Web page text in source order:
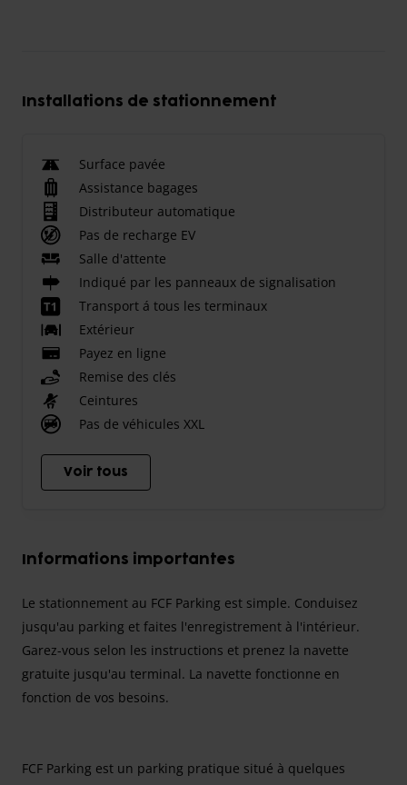
Installations de stationnement
Surface pavée
Assistance bagages
Distributeur automatique
Pas de recharge EV
Salle d'attente
Indiqué par les panneaux de signalisation
Transport á tous les terminaux
Extérieur
Payez en ligne
Remise des clés
Ceintures
Pas de véhicules XXL
Voir tous
Informations importantes
Le stationnement au FCF Parking est simple. Conduisez
jusqu'au parking et faites l'enregistrement à l'intérieur.
Garez-vous selon les instructions et prenez la navette
gratuite jusqu'au terminal. La navette fonctionne en
fonction de vos besoins.
FCF Parking est un parking pratique situé à quelques